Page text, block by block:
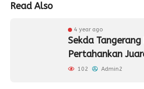
Read Also
4 year ago
Sekda
Pertahankan
102 Admin2